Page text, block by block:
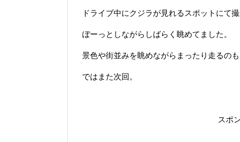
ドライブ中にクジラが見れるスポットにて撮
ぼーっとしながらしばらく眺めてました。
景色や街並みを眺めながらまったり走るのも
ではまた次回。
スポ